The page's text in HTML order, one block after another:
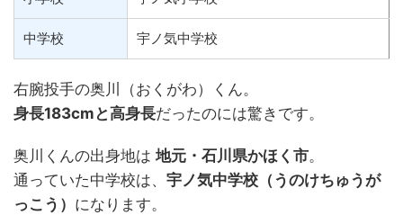
中学校 宇ノ気中学校
右腕投手の奥川（おくがわ）くん。
身長183cmと高身長だったのには驚きです。
奥川くんの出身地は 地元・石川県かほく市。
通っていた中学校は、 宇ノ気中学校（うのけちゅうが
っこう） になります。